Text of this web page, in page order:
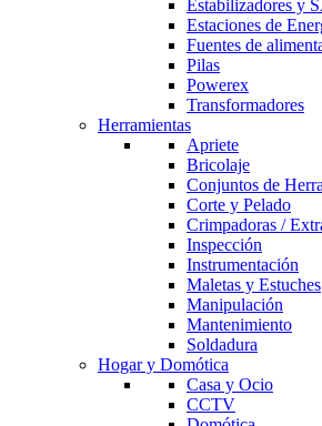
Estabilizadores y
Estaciones de
Fuentes de
Pilas
Powerex
Transformadores
Herramientas
Apriete
Bricolaje
Conjuntos de
Corte y Pelado
Crimpadoras /
Inspección
Instrumentación
Maletas y Estuches
Manipulación
Mantenimiento
Soldadura
Hogar y Domótica
Casa y Ocio
CCTV